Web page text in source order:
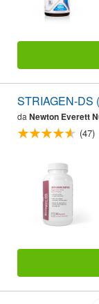
STRIAGEN-DS
da Newton Everett
(47)